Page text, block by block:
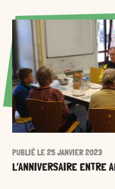
PUBLIÉ LE 25 JANVIER 2023
L’ANNIVERSAIRE ENTRE